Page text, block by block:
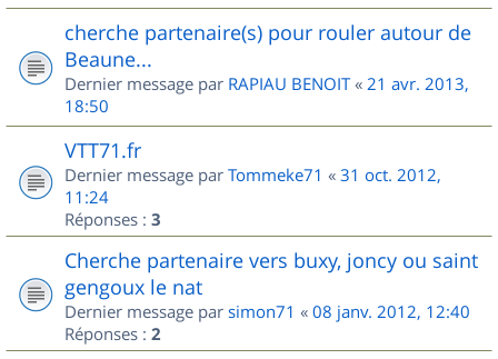
cherche partenaire(s) pour rouler autour de
Beaune...
Dernier message par RAPIAU BENOIT« 21 avr. 2013,
18:50
VTT71.fr
Dernier message par Tommeke71 « 31 oct. 2012,
11:24
Réponses : 3
Cherche partenaire vers buxy, joncy ou saint
gengoux le nat
Dernier message par simon71 « 08 janv. 2012, 12:40
Réponses : 2